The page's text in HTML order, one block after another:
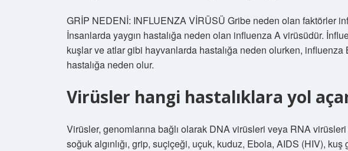
GRİP NEDENİ: INFLUENZA VİRÜSÜ Gribe neden olan faktörler
İnsanlarda yaygın hastalığa neden olan influenza A virüsüdür.
kuşlar ve atlar gibi hayvanlarda hastalığa neden olurken, influenza
hastalığa neden olur.
Virüsler hangi hastalıklara yol
Virüsler, genomlarına bağlı olarak DNA virüsleri veya RNA
soğuk algınlığı, grip, suçiçeği, uçuk, kuduz, Ebola, AIDS (HIV),